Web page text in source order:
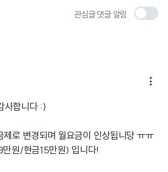
관심글 댓글 알림

사합니다 :)
로 변경되며 월요금이 인상됩니당 ㅠㅠ
원/현금15만원) 입니다!